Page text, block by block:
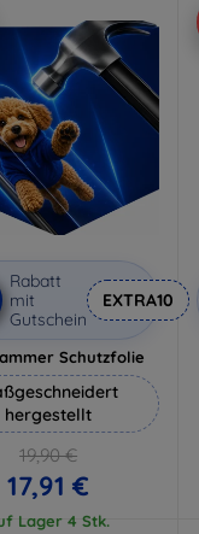
Rabatt
mit
Gutschein
EXTRA10
Schutzfolie
hergestellt
19,90 €
17,91 €
Lager 4 Stk.